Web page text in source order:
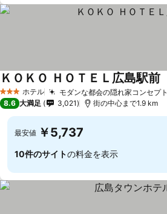
3 ホテルのランク
ホテル モダンな都会の隠れ家コンセプト
ＫＯＫＯ ＨＯＴＥＬ広島駅前
8.6 大満足 3,021 街の中心まで1.9 km
最安値 ￥5,737
10件のサイトの料金を表示